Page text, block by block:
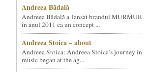
Andreea Bădală
Andreea Bădală a lansat brandul MURMUR
în anul 2011 ca un concept ...
Andreea Stoica – about
Andreea Stoica: Andreea Stoica’s journey in
music began at the ag...